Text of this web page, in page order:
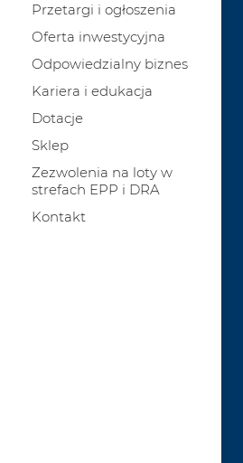
Przetargi i ogłoszenia
Oferta inwestycyjna
Odpowiedzialny biznes
Kariera i edukacja
Dotacje
Sklep
Zezwolenia na loty w
strefach EPP i DRA
Kontakt